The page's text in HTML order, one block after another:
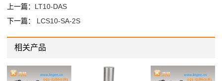
上一篇： LT10-DAS
下一篇： LCS10-SA-2S
相关产品